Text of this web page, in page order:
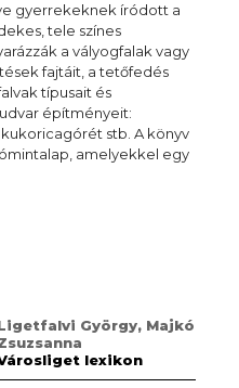
gyerrekeknek íródott a
tele színes
a vályogfalak vagy
fajtáit, a tetőfedés
típusait és
építményeit:
stb. A könyv
amelyekkel egy
György, Majkó
lexikon